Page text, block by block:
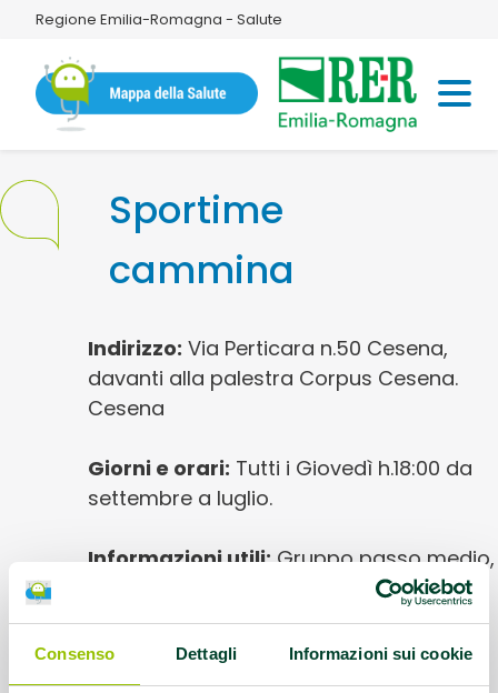
Consenso Dettagli Informazioni sui cookie
Regione Emilia-Romagna - Salute
Sportime
cammina
Indirizzo: Via Perticara n.50 Cesena,
davanti alla palestra Corpus Cesena.
Cesena
Giorni e orari: Tutti i Giovedì h.18:00 da
settembre a luglio.
Informazioni utili: Gruppo passo medio,
sospeso nei mesi di Luglio e Agosto. Per
informazioni: Cellulare: Crudeli Marta
3472929857 mail:
marta.crudeli@gmail.com